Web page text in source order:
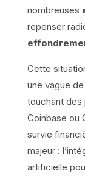
nombreuses
repenser
Cette
une vague de
touchant des
Coinbase ou
survie
majeur :
artificielle